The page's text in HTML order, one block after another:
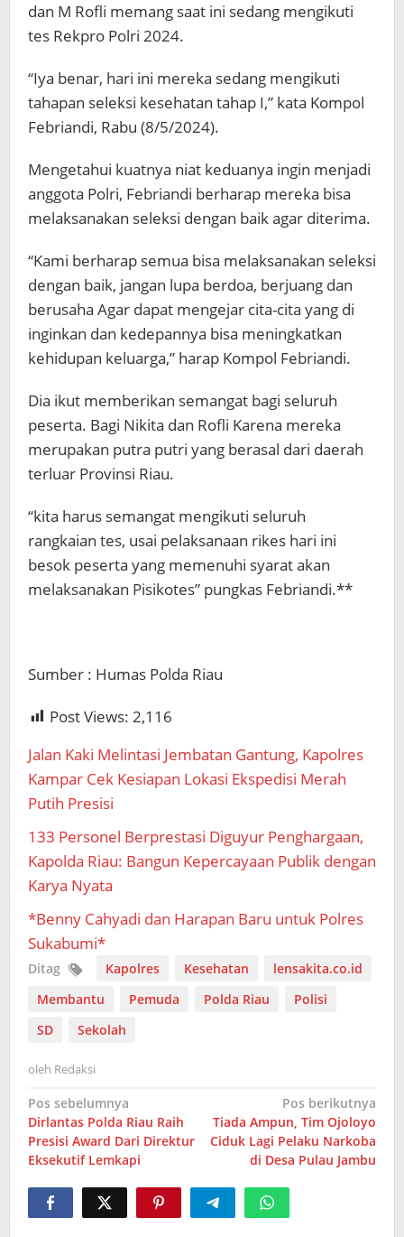
dan M Rofli memang saat ini sedang mengikuti
tes Rekpro Polri 2024.
“Iya benar, hari ini mereka sedang mengikuti
tahapan seleksi kesehatan tahap I,” kata Kompol
Febriandi, Rabu (8/5/2024).
Mengetahui kuatnya niat keduanya ingin menjadi
anggota Polri, Febriandi berharap mereka bisa
melaksanakan seleksi dengan baik agar diterima.
“Kami berharap semua bisa melaksanakan seleksi
dengan baik, jangan lupa berdoa, berjuang dan
berusaha Agar dapat mengejar cita-cita yang di
inginkan dan kedepannya bisa meningkatkan
kehidupan keluarga,” harap Kompol Febriandi.
Dia ikut memberikan semangat bagi seluruh
peserta. Bagi Nikita dan Rofli Karena mereka
merupakan putra putri yang berasal dari daerah
terluar Provinsi Riau.
“kita harus semangat mengikuti seluruh
rangkaian tes, usai pelaksanaan rikes hari ini
besok peserta yang memenuhi syarat akan
melaksanakan Pisikotes” pungkas Febriandi.**
Sumber : Humas Polda Riau
Post Views: 2,116
Jalan Kaki Melintasi Jembatan Gantung, Kapolres
Kampar Cek Kesiapan Lokasi Ekspedisi Merah
Putih Presisi
133 Personel Berprestasi Diguyur Penghargaan,
Kapolda Riau: Bangun Kepercayaan Publik dengan
Karya Nyata
*Benny Cahyadi dan Harapan Baru untuk Polres
Sukabumi*
Ditag Kapolres Kesehatan
lensakita.co.id
Membantu
Pemuda Polda Riau
Polisi
SD
Sekolah
oleh Redaksi
Navigasi
pos
Pos sebelumnya
Dirlantas Polda Riau Raih
Presisi Award Dari Direktur
Eksekutif Lemkapi
Pos berikutnya
Tiada Ampun, Tim Ojoloyo
Ciduk Lagi Pelaku Narkoba
di Desa Pulau Jambu